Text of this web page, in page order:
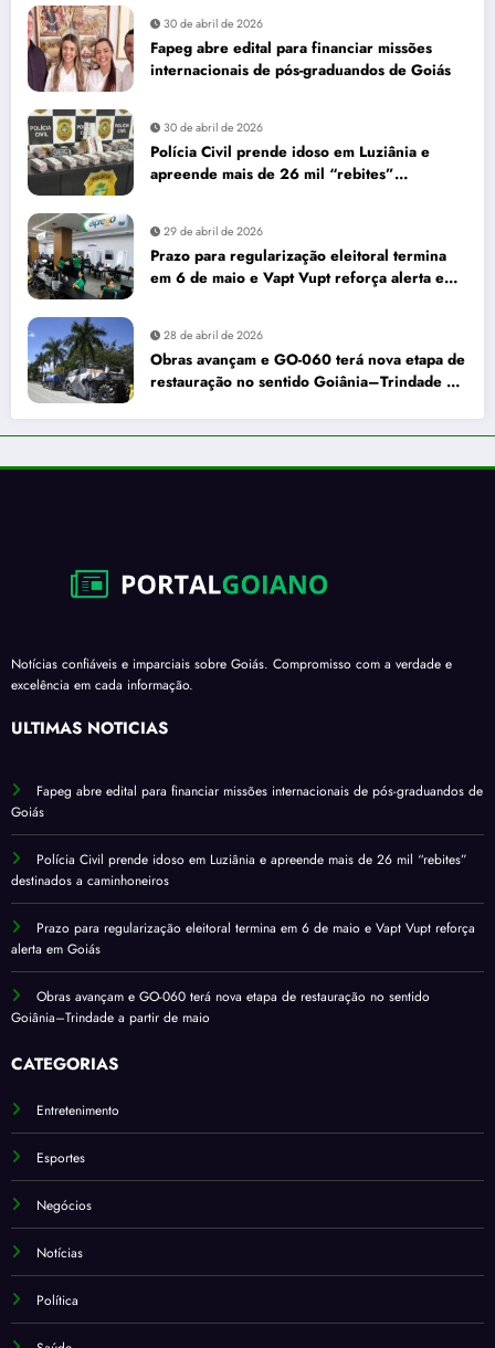
30 de abril de 2026
Fapeg abre edital para financiar missões
internacionais de pós-graduandos de Goiás
30 de abril de 2026
Polícia Civil prende idoso em Luziânia e
apreende mais de 26 mil “rebites”
29 de abril de 2026
Prazo para regularização eleitoral termina
em 6 de maio e Vapt Vupt reforça alerta em
28 de abril de 2026
Obras avançam e GO-060 terá nova etapa de
restauração no sentido Goiânia–Trindade a
Notícias confiáveis e imparciais sobre Goiás. Compromisso com a verdade e
excelência em cada informação.
ÚLTIMAS NOTÍCIAS
Fapeg abre edital para financiar missões internacionais de pós-graduandos de
Goiás
Polícia Civil prende idoso em Luziânia e apreende mais de 26 mil “rebites”
destinados a caminhoneiros
Prazo para regularização eleitoral termina em 6 de maio e Vapt Vupt reforça
alerta em Goiás
Obras avançam e GO-060 terá nova etapa de restauração no sentido
Goiânia–Trindade a partir de maio
CATEGORIAS
Entretenimento
Esportes
Negócios
Notícias
Política